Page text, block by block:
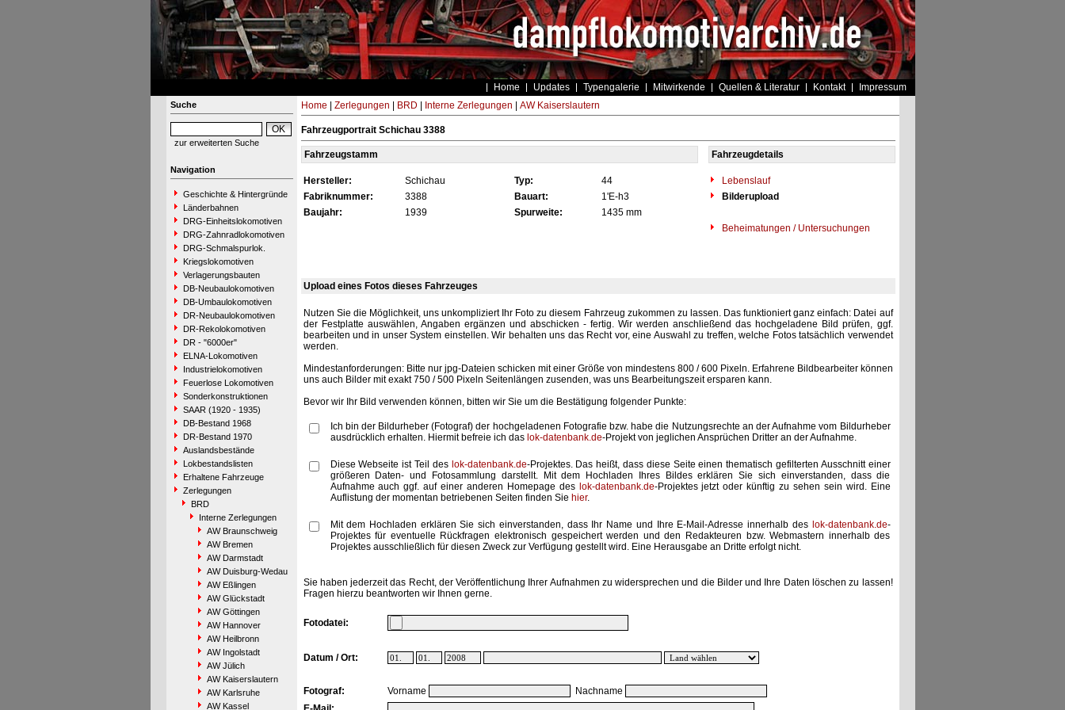
Home Updates Typengalerie Mitwirkende Quellen & Literatur Kontakt Impressum
Suche
zur erweiterten Suche
Navigation
Geschichte & Hintergründe
Länderbahnen
DRG-Einheitslokomotiven
DRG-Zahnradlokomotiven
DRG-Schmalspurlok.
Kriegslokomotiven
Verlagerungsbauten
DB-Neubaulokomotiven
DB-Umbaulokomotiven
DR-Neubaulokomotiven
DR-Rekolokomotiven
DR - "6000er"
ELNA-Lokomotiven
Industrielokomotiven
Feuerlose Lokomotiven
Sonderkonstruktionen
SAAR (1920 - 1935)
DB-Bestand 1968
DR-Bestand 1970
Auslandsbestände
Lokbestandslisten
Erhaltene Fahrzeuge
Zerlegungen
BRD
Interne Zerlegungen
AW Braunschweig
AW Bremen
AW Darmstadt
AW Duisburg-Wedau
AW Eßlingen
AW Glückstadt
AW Göttingen
AW Hannover
AW Heilbronn
AW Ingolstadt
AW Jülich
AW Kaiserslautern
AW Karlsruhe
AW Kassel
Home Zerlegungen BRD Interne Zerlegungen AW Kaiserslautern
Fahrzeugportrait Schichau 3388
Fahrzeugstamm Fahrzeugdetails
Hersteller: Schichau Typ: 44
Lebenslauf
Fabriknummer:
3388 Bauart: 1'E-h3
Bilderupload
Baujahr:
1939 Spurweite:
1435 mm
Beheimatungen / Untersuchungen
Upload eines Fotos dieses Fahrzeuges
Nutzen Sie die Möglichkeit, uns unkompliziert Ihr Foto zu diesem Fahrzeug zukommen zu lassen. Das funktioniert ganz einfach: Datei auf
der Festplatte auswählen, Angaben ergänzen und abschicken - fertig. Wir werden anschließend das hochgeladene Bild prüfen, ggf.
bearbeiten und in unser System einstellen. Wir behalten uns das Recht vor, eine Auswahl zu treffen, welche Fotos tatsächlich verwendet
werden.
Mindestanforderungen: Bitte nur jpg-Dateien schicken mit einer Größe von mindestens 800 / 600 Pixeln. Erfahrene Bildbearbeiter können
uns auch Bilder mit exakt 750 / 500 Pixeln Seitenlängen zusenden, was uns Bearbeitungszeit ersparen kann.
Bevor wir Ihr Bild verwenden können, bitten wir Sie um die Bestätigung folgender Punkte:
Ich bin der Bildurheber (Fotograf) der hochgeladenen Fotografie bzw. habe die Nutzungsrechte an der Aufnahme vom Bildurheber
ausdrücklich erhalten. Hiermit befreie ich das lok-datenbank.de-Projekt von jeglichen Ansprüchen Dritter an der Aufnahme.
Diese Webseite ist Teil des lok-datenbank.de-Projektes. Das heißt, dass diese Seite einen thematisch gefilterten Ausschnitt einer
größeren Daten- und Fotosammlung darstellt. Mit dem Hochladen Ihres Bildes erklären Sie sich einverstanden, dass die
Aufnahme auch ggf. auf einer anderen Homepage des lok-datenbank.de-Projektes jetzt oder künftig zu sehen sein wird. Eine
Auflistung der momentan betriebenen Seiten finden Sie hier.
Mit dem Hochladen erklären Sie sich einverstanden, dass Ihr Name und Ihre E-Mail-Adresse innerhalb des lok-datenbank.de-
Projektes für eventuelle Rückfragen elektronisch gespeichert werden und den Redakteuren bzw. Webmastern innerhalb des
Projektes ausschließlich für diesen Zweck zur Verfügung gestellt wird. Eine Herausgabe an Dritte erfolgt nicht.
Sie haben jederzeit das Recht, der Veröffentlichung Ihrer Aufnahmen zu widersprechen und die Bilder und Ihre Daten löschen zu lassen!
Fragen hierzu beantworten wir Ihnen gerne.
Fotodatei:
Datum / Ort:
Fotograf: Vorname
Nachname